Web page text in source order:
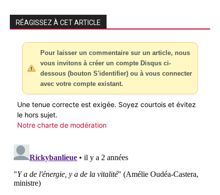
RÉAGISSEZ À CET ARTICLE
Pour laisser un commentaire sur un article, nous
vous invitons à créer un compte Disqus ci-
dessous (bouton S'identifier) ou à vous connecter
avec votre compte existant.
Une tenue correcte est exigée. Soyez courtois et évitez
le hors sujet.
Notre charte de modération